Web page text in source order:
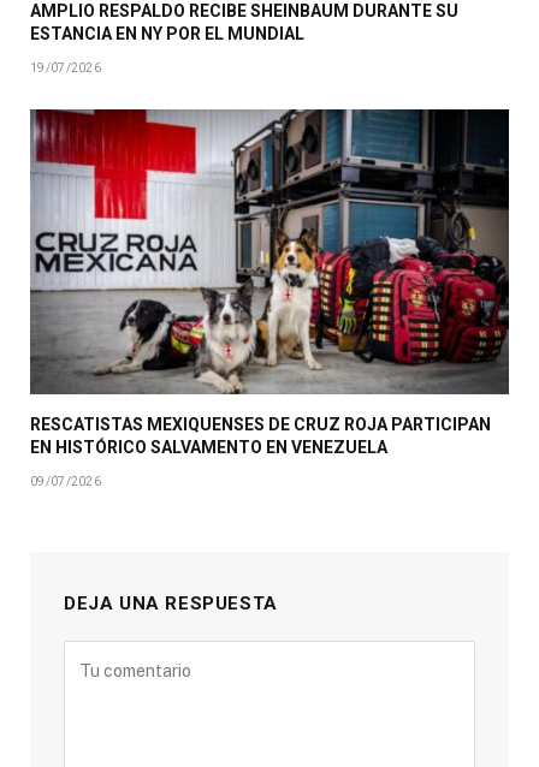
AMPLIO RESPALDO RECIBE SHEINBAUM DURANTE SU
ESTANCIA EN NY POR EL MUNDIAL
19/07/2026
RESCATISTAS MEXIQUENSES DE CRUZ ROJA PARTICIPAN
EN HISTÓRICO SALVAMENTO EN VENEZUELA
09/07/2026
DEJA UNA RESPUESTA